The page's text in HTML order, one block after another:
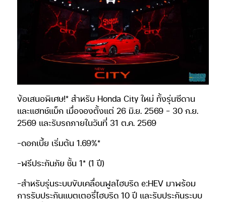
ข้อเสนอพิเศษ!* สำหรับ Honda City ใหม่ ทั้งรุ่นซีดาน
และแฮทช์แบ็ก เมื่อจองตั้งแต่ 26 มิ.ย. 2569 – 30 ก.ย.
2569 และรับรถภายในวันที่ 31 ต.ค. 2569
-ดอกเบี้ย เริ่มต้น 1.69%*
-ฟรีประกันภัย ชั้น 1* (1 ปี)
-สำหรับรุ่นระบบขับเคลื่อนฟูลไฮบริด e:HEV มาพร้อม
การรับประกันแบตเตอรี่ไฮบริด 10 ปี และรับประกันระบบ